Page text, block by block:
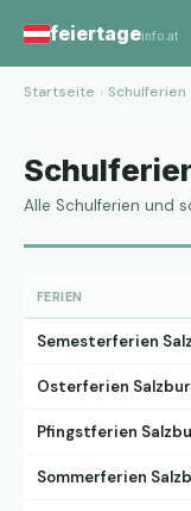
feiertageinfo.at
Startseite › Schulferien
Alle Schulferien und
FERIEN
Semesterferien
Osterferien
Pfingstferien
Sommerferien